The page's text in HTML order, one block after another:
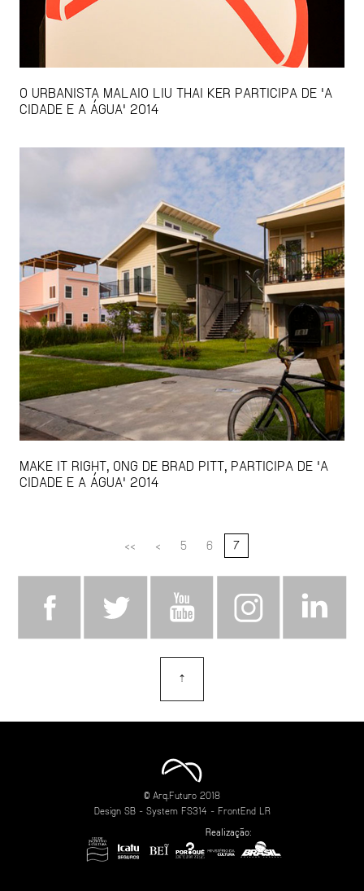
O URBANISTA MALAIO LIU THAI KER PARTICIPA DE 'A
CIDADE E A ÁGUA' 2014
MAKE IT RIGHT, ONG DE BRAD PITT, PARTICIPA DE 'A
CIDADE E A ÁGUA' 2014
<< < 5 6 7
⇡
© Arq.Futuro 2018
Design SB- System FS314 - FrontEnd LR